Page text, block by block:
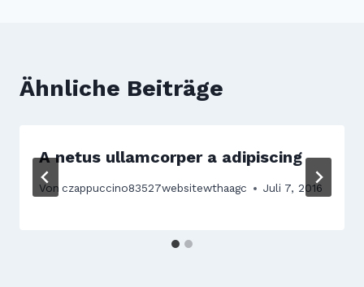
Ähnliche Beiträge
A netus ullamcorper a adipiscing
Von czappuccino83527websitewthaagc Juli 7, 2016